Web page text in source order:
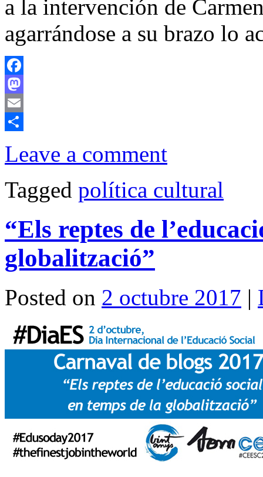
a la intervención de
agarrándose a su brazo lo
Facebook
Mastodon
Email
Leave a comment
Tagged política cultural
“Els reptes de
globalització”
Posted on 2 octubre 2017 |